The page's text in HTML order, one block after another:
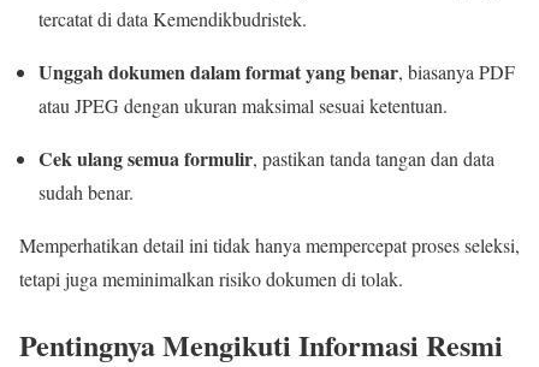
tercatat di data Kemendikbudristek.
Unggah dokumen dalam format yang benar, biasanya PDF
atau JPEG dengan ukuran maksimal sesuai ketentuan.
Cek ulang semua formulir, pastikan tanda tangan dan data
sudah benar.
Memperhatikan detail ini tidak hanya mempercepat proses seleksi,
tetapi juga meminimalkan risiko dokumen di tolak.
Pentingnya Mengikuti Informasi Resmi